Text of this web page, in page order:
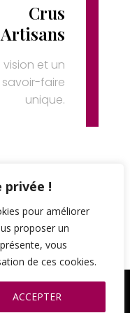
privée !
pour améliorer
proposer un
présente, vous
de ces cookies.
ACCEPTER
Crus
Artisans
vision et un
savoir-faire
unique.
|Crus Artisans